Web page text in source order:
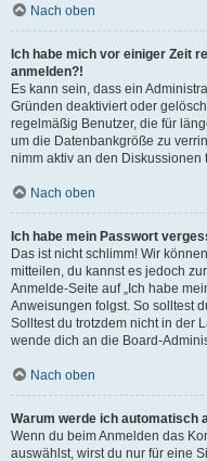
Nach oben
Ich habe mich vor einiger Zeit
anmelden?!
Es kann sein, dass ein
Gründen deaktiviert oder
regelmäßig Benutzer, die für
um die Datenbankgröße zu
nimm aktiv an den Diskussionen
Nach oben
Ich habe mein Passwort
Das ist nicht schlimm! Wir
mitteilen, du kannst es jedoch
Anmelde-Seite auf „Ich habe
Anweisungen folgst. So solltest
Solltest du trotzdem nicht in der
wende dich an die Board-
Nach oben
Warum werde ich automatisch
Wenn du beim Anmelden das
auswählst, wirst du nur für eine